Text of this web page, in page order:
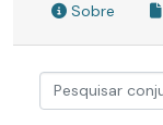
Sobre